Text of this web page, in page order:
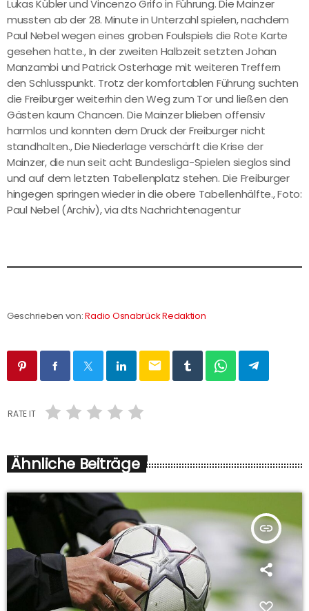
Lukas Kübler und Vincenzo Grifo in Führung. Die Mainzer
mussten ab der 28. Minute in Unterzahl spielen, nachdem
Paul Nebel wegen eines groben Foulspiels die Rote Karte
gesehen hatte., In der zweiten Halbzeit setzten Johan
Manzambi und Patrick Osterhage mit weiteren Treffern
den Schlusspunkt. Trotz der komfortablen Führung suchten
die Freiburger weiterhin den Weg zum Tor und ließen den
Gästen kaum Chancen. Die Mainzer blieben offensiv
harmlos und konnten dem Druck der Freiburger nicht
standhalten., Die Niederlage verschärft die Krise der
Mainzer, die nun seit acht Bundesliga-Spielen sieglos sind
und auf dem letzten Tabellenplatz stehen. Die Freiburger
hingegen springen wieder in die obere Tabellenhälfte., Foto:
Paul Nebel (Archiv), via dts Nachrichtenagentur
Geschrieben von:Radio Osnabrück Redaktion
email
RATE IT
Ähnliche Beiträge
insert_link